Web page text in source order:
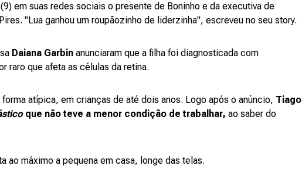
em suas redes sociais o presente de Boninho e da executiva de
"Lua ganhou um roupãozinho de liderzinha", escreveu no seu story.
Daiana Garbin anunciaram que a filha foi diagnosticada com
raro que afeta as células da retina.
atípica, em crianças de até dois anos. Logo após o anúncio, Tiago
que não teve a menor condição de trabalhar, ao saber do
ao máximo a pequena em casa, longe das telas.